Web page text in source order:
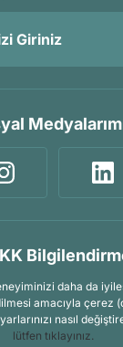
daha da
amacıyla
nasıl
lütfen tıklayınız.